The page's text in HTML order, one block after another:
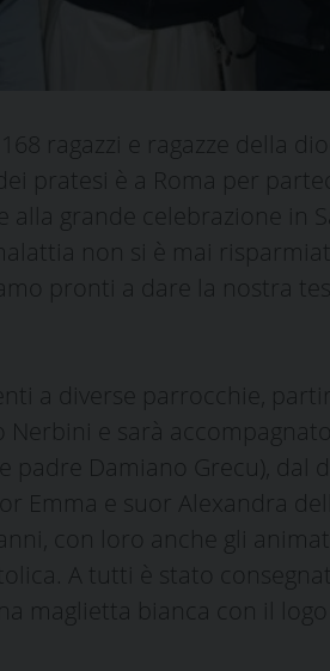
ragazzi e ragazze della
pratesi è a Roma per
grande celebrazione in
non si è mai
pronti a dare la nostra
a diverse parrocchie,
e sarà
padre Damiano Grecu),
Emma e suor Alexandra
con loro anche gli
A tutti è stato
maglietta bianca con il